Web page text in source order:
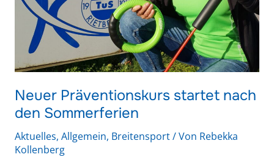
Neuer Präventionskurs startet nach
den Sommerferien
Aktuelles, Allgemein, Breitensport/ Von Rebekka
Kollenberg